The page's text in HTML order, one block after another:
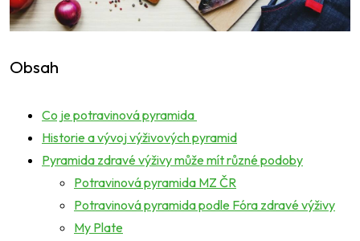
Obsah
Co je potravinová pyramida
Historie a vývoj výživových pyramid
Pyramida zdravé výživy může mít různé podoby
Potravinová pyramida MZ ČR
Potravinová pyramida podle Fóra zdravé výživy
My Plate